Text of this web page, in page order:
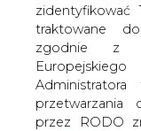
zidentyfikować
traktowane
zgodnie z
przetwarzania
przez RODO